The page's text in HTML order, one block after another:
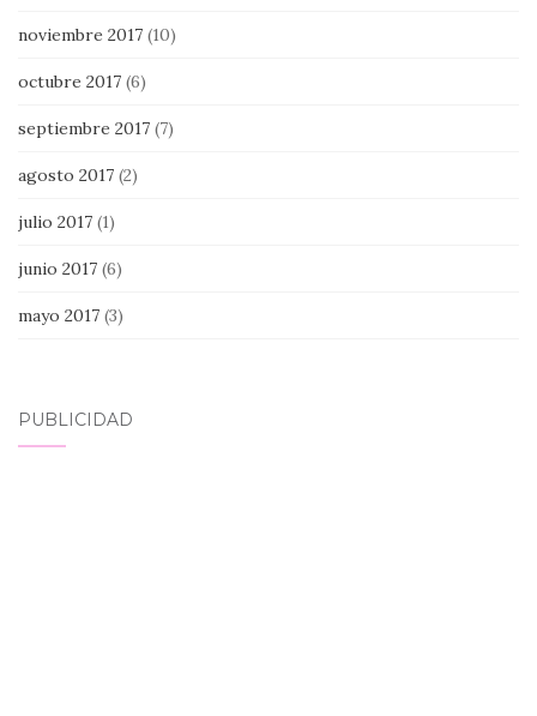
noviembre 2017 (10)
octubre 2017 (6)
septiembre 2017 (7)
agosto 2017 (2)
julio 2017 (1)
junio 2017 (6)
mayo 2017 (3)
PUBLICIDAD